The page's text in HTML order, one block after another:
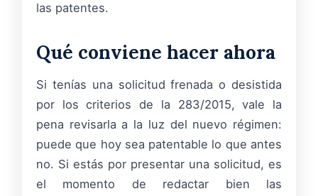
las patentes.
Qué conviene hacer ahora
Si tenías una solicitud frenada o desistida
por los criterios de la 283/2015, vale la
pena revisarla a la luz del nuevo régimen:
puede que hoy sea patentable lo que antes
no. Si estás por presentar una solicitud, es
el momento de redactar bien las